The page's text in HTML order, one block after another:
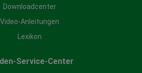
Downloadcenter
Video-Anleitungen
Lexikon
Service-Center